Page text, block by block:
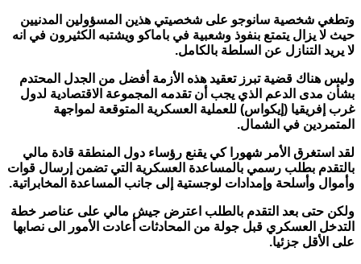
وتطغي شخصية سانوجو على شخصيتي هذين المسؤولين المدنيين
حيث لا يزال يتمتع بنفوذ وشعبية في باماكو ويشتبه الكثيرون في انه
لا يريد التنازل عن السلطة بالكامل.
وليس هناك قضية تبرز تعقيد هذه الأزمة أفضل من الجدل المحتدم
بشأن مدى الدعم الذي يجب أن تقدمه المجموعة الاقتصادية لدول
غرب إفريقيا (إيكواس) للعملية العسكرية المتوقعة لمواجهة
المتمردين في الشمال.
لقد استغرق الأمر شهورا كي يقنع رؤساء دول المنطقة قادة مالي
بالتقدم بطلب رسمي بالمساعدة العسكرية التي تضمن إرسال قوات
وأموال وأسلحة وإمدادات لوجستية إلى جانب المساعدة المخابراتية.
ولكن حتى بعد التقدم بالطلب اعترض جيش مالي على عناصر خطة
التدخل العسكري قبل جولة من المحادثات أعادت الأمور الى نصابها
على الأقل جزئيا.